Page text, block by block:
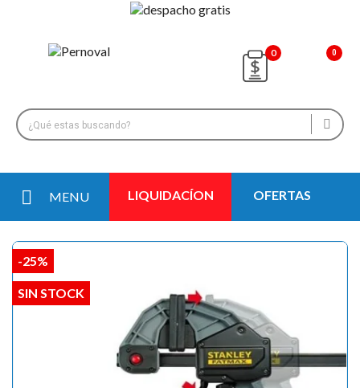
0
MENU LIQUIDACÍON OFERTAS
-25%
SIN STOCK